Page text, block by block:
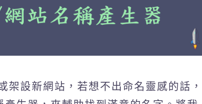
架設新網站，若想不出命名靈感的話，